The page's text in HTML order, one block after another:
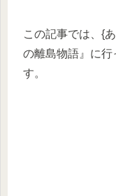
この記事では、{
の離島物語』に行
す。